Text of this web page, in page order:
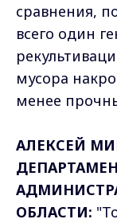
сравнения,
всего один
мусора
менее
АЛЕКСЕЙ
ОБЛАСТИ: